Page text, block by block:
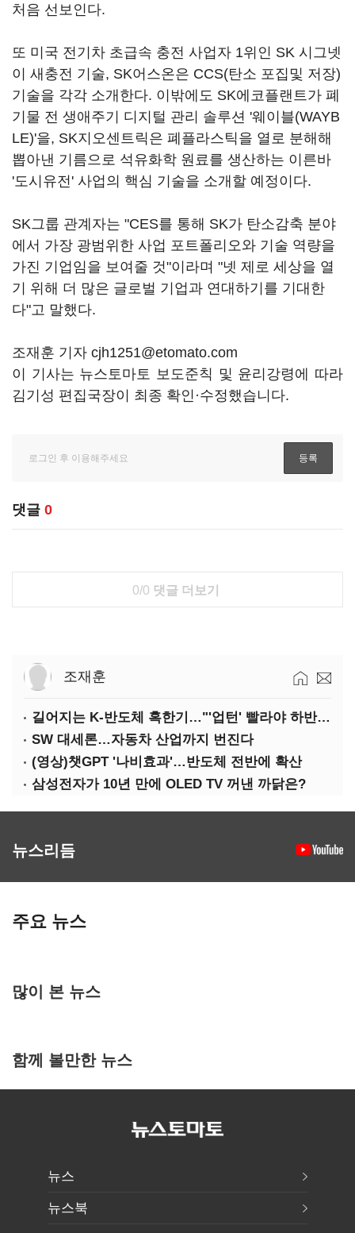
처음 선보인다.
또 미국 전기차 초급속 충전 사업자 1위인 SK 시그넷
이 새충전 기술, SK어스온은 CCS(탄소 포집및 저장)
기술을 각각 소개한다. 이밖에도 SK에코플랜트가 폐
기물 전 생애주기 디지털 관리 솔루션 '웨이블(WAYB
LE)'을, SK지오센트릭은 폐플라스틱을 열로 분해해
뽑아낸 기름으로 석유화학 원료를 생산하는 이른바
'도시유전' 사업의 핵심 기술을 소개할 예정이다.
SK그룹 관계자는 "CES를 통해 SK가 탄소감축 분야
에서 가장 광범위한 사업 포트폴리오와 기술 역량을
가진 기업임을 보여줄 것"이라며 "넷 제로 세상을 열
기 위해 더 많은 글로벌 기업과 연대하기를 기대한
다"고 말했다.
조재훈 기자 cjh1251@etomato.com
이 기사는 뉴스토마토 보도준칙 및 윤리강령에 따라
김기성 편집국장이 최종 확인·수정했습니다.
댓글 0
0/0 댓글 더보기
조재훈
길어지는 K-반도체 혹한기…"'업턴' 빨라야 하반기"
SW 대세론…자동차 산업까지 번진다
(영상)챗GPT '나비효과'…반도체 전반에 확산
삼성전자가 10년 만에 OLED TV 꺼낸 까닭은?
뉴스리듬
주요 뉴스
많이 본 뉴스
함께 볼만한 뉴스
뉴스
뉴스북